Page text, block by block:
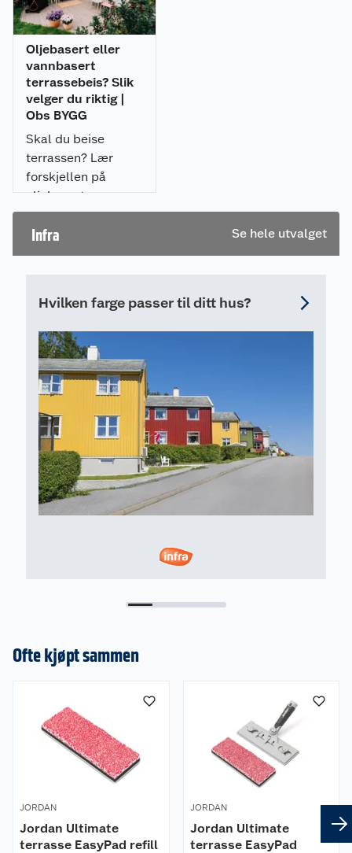
holdbarhet: 3 - 5 års vedlikholdsintervall
På nye gulv og harde tresorter anbefales kun
1 strøk
Regnsikker etter 1 time (avhengig av
temperatur og fuktighet)
Kan brukes ned til 0°
Oljebasert eller
vannbasert
terrassebeis? Slik
velger du riktig |
Obs BYGG
Skal du beise
terrassen? Lær
forskjellen på
oljebasert og
vannbasert
terrassebeis, og
finn beisen som
Infra Se hele utvalget
Hvilken farge passer til ditt hus?
Ofte kjøpt sammen
JORDAN
Jordan Ultimate
terrasse EasyPad refill
JORDAN
Jordan Ultimate
terrasse EasyPad